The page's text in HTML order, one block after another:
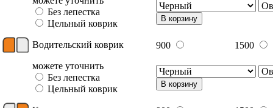
Без лепестка
Цельный коврик
В корзину
Водительский коврик 900
1500
можете уточнить
Без лепестка
Цельный коврик
В корзину